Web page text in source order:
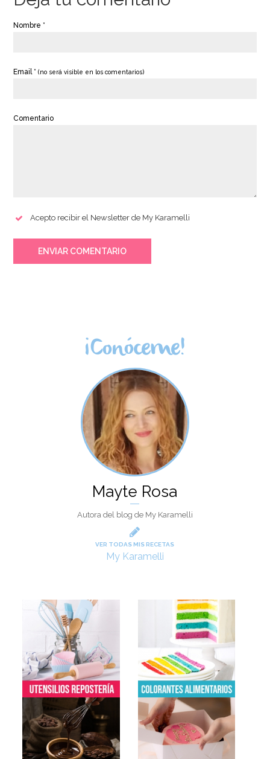
Nombre *
Email *(no será visible en los comentarios)
Comentario
Acepto recibir el Newsletter de My Karamelli
ENVIAR COMENTARIO
¡Conóceme!
Mayte Rosa
Autora del blog de My Karamelli
VER TODAS MIS RECETAS
My Karamelli